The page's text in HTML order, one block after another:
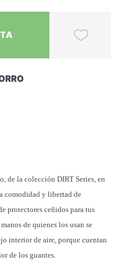
de la colección DIRT Series, en
comodidad y libertad de
protectores ceñidos para tus
de quienes los usan se
interior de aire, porque cuentan
de los guantes.